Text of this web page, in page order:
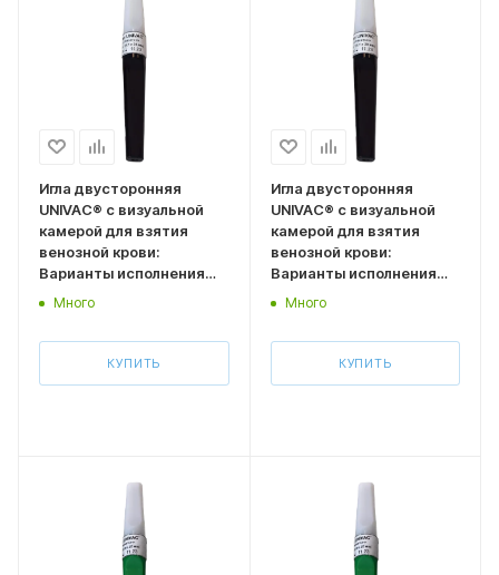
Игла двусторонняя
UNIVAC® с визуальной
камерой для взятия
венозной крови:
Варианты исполнения
Размер 0,7*32 мм
Много
КУПИТЬ
Игла двусторонняя
UNIVAC® с визуальной
камерой для взятия
венозной крови:
Варианты исполнения
Размер 0,7*38 мм
Много
КУПИТЬ